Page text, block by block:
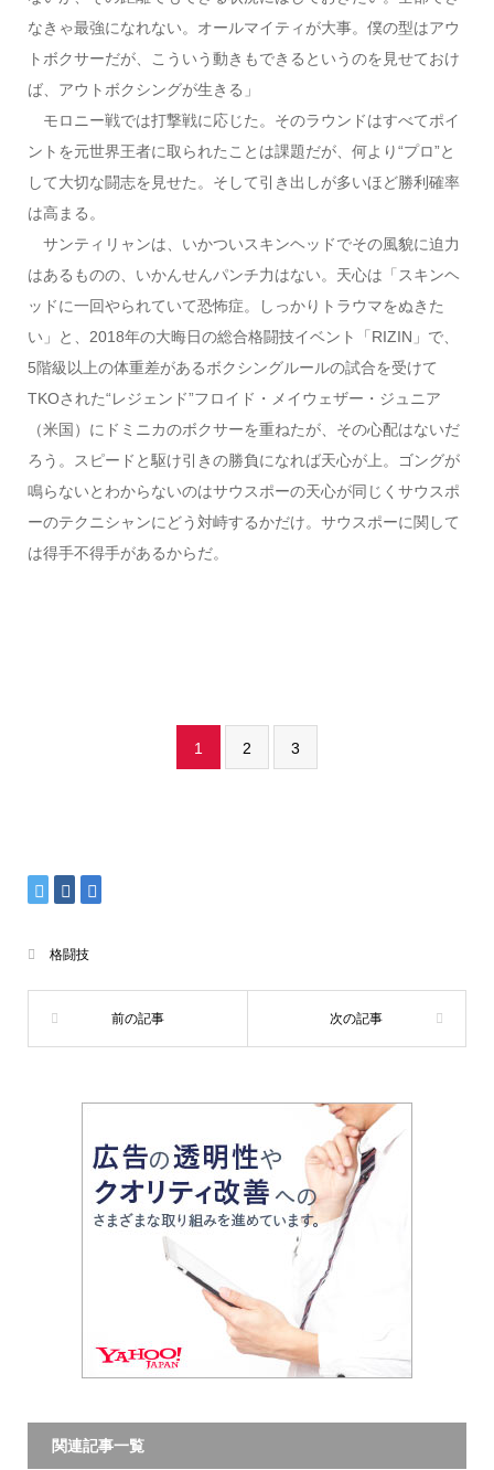
なきゃ最強になれない。オールマイティが大事。僕の型はアウ
トボクサーだが、こういう動きもできるというのを見せておけ
ば、アウトボクシングが生きる」
モロニー戦では打撃戦に応じた。そのラウンドはすべてポイ
ントを元世界王者に取られたことは課題だが、何より“プロ”と
して大切な闘志を見せた。そして引き出しが多いほど勝利確率
は高まる。
サンティリャンは、いかついスキンヘッドでその風貌に迫力
はあるものの、いかんせんパンチ力はない。天心は「スキンヘ
ッドに一回やられていて恐怖症。しっかりトラウマをぬきた
い」と、2018年の大晦日の総合格闘技イベント「RIZIN」で、
5階級以上の体重差があるボクシングルールの試合を受けて
TKOされた“レジェンド”フロイド・メイウェザー・ジュニア
（米国）にドミニカのボクサーを重ねたが、その心配はないだ
ろう。スピードと駆け引きの勝負になれば天心が上。ゴングが
鳴らないとわからないのはサウスポーの天心が同じくサウスポ
ーのテクニシャンにどう対峙するかだけ。サウスポーに関して
は得手不得手があるからだ。
1 2 3
格闘技
関連記事一覧